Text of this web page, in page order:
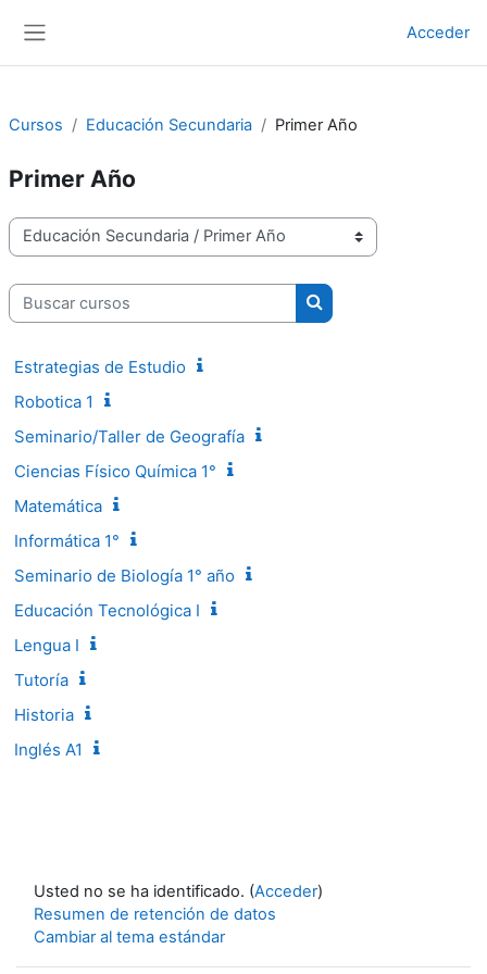
Acceder
Cursos Educación Secundaria Primer Año
Primer Año
Categorías
Buscar cursos
Buscar cursos
Estrategias de Estudio
Robotica 1
Seminario/Taller de Geografía
Ciencias Físico Química 1°
Matemática
Informática 1°
Seminario de Biología 1° año
Educación Tecnológica I
Lengua I
Tutoría
Historia
Inglés A1
Usted no se ha identificado. (Acceder)
Resumen de retención de datos
Cambiar al tema estándar